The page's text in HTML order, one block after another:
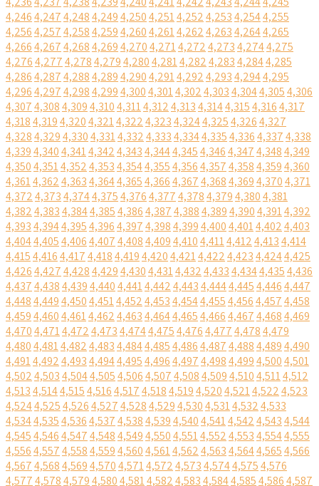
4,2464,2474,2484,2494,2504,2514,2524,2534,2544,255
4,2564,2574,2584,2594,2604,2614,2624,2634,2644,265
4,2664,2674,2684,2694,2704,2714,2724,2734,2744,275
4,2764,2774,2784,2794,2804,2814,2824,2834,2844,285
4,2864,2874,2884,2894,2904,2914,2924,2934,2944,295
4,2964,2974,2984,2994,3004,3014,3024,3034,3044,3054,306
4,3074,3084,3094,3104,3114,3124,3134,3144,3154,3164,317
4,3184,3194,3204,3214,3224,3234,3244,3254,3264,327
4,3284,3294,3304,3314,3324,3334,3344,3354,3364,3374,338
4,3394,3404,3414,3424,3434,3444,3454,3464,3474,3484,349
4,3504,3514,3524,3534,3544,3554,3564,3574,3584,3594,360
4,3614,3624,3634,3644,3654,3664,3674,3684,3694,3704,371
4,3724,3734,3744,3754,3764,3774,3784,3794,3804,381
4,3824,3834,3844,3854,3864,3874,3884,3894,3904,3914,392
4,3934,3944,3954,3964,3974,3984,3994,4004,4014,4024,403
4,4044,4054,4064,4074,4084,4094,4104,4114,4124,4134,414
4,4154,4164,4174,4184,4194,4204,4214,4224,4234,4244,425
4,4264,4274,4284,4294,4304,4314,4324,4334,4344,4354,436
4,4374,4384,4394,4404,4414,4424,4434,4444,4454,4464,447
4,4484,4494,4504,4514,4524,4534,4544,4554,4564,4574,458
4,4594,4604,4614,4624,4634,4644,4654,4664,4674,4684,469
4,4704,4714,4724,4734,4744,4754,4764,4774,4784,479
4,4804,4814,4824,4834,4844,4854,4864,4874,4884,4894,490
4,4914,4924,4934,4944,4954,4964,4974,4984,4994,5004,501
4,5024,5034,5044,5054,5064,5074,5084,5094,5104,5114,512
4,5134,5144,5154,5164,5174,5184,5194,5204,5214,5224,523
4,5244,5254,5264,5274,5284,5294,5304,5314,5324,533
4,5344,5354,5364,5374,5384,5394,5404,5414,5424,5434,544
4,5454,5464,5474,5484,5494,5504,5514,5524,5534,5544,555
4,5564,5574,5584,5594,5604,5614,5624,5634,5644,5654,566
4,5674,5684,5694,5704,5714,5724,5734,5744,5754,576
4,5774,5784,5794,5804,5814,5824,5834,5844,5854,5864,587